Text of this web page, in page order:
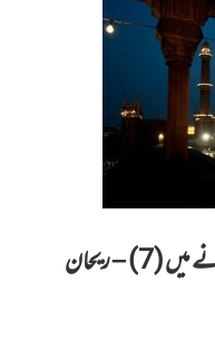
چھوڑ کر شہرِ ہوس عشق کے ویرانے میں (7) – ریحان